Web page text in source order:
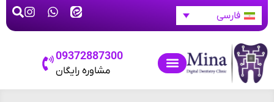
فارسی
09372887300
مشاوره رایگان